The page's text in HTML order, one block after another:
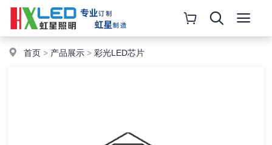
首页 > 产品展示 >彩光LED芯片